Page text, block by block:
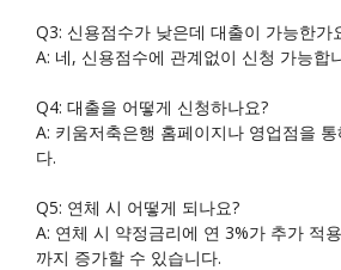
Q3: 신용점수가 낮은데 대출이 가능한가
A: 네, 신용점수에 관계없이 신청 가능합
Q4: 대출을 어떻게 신청하나요?
A: 키움저축은행 홈페이지나 영업점을
다.
Q5: 연체 시 어떻게 되나요?
A: 연체 시 약정금리에 연 3%가 추가 적
까지 증가할 수 있습니다.